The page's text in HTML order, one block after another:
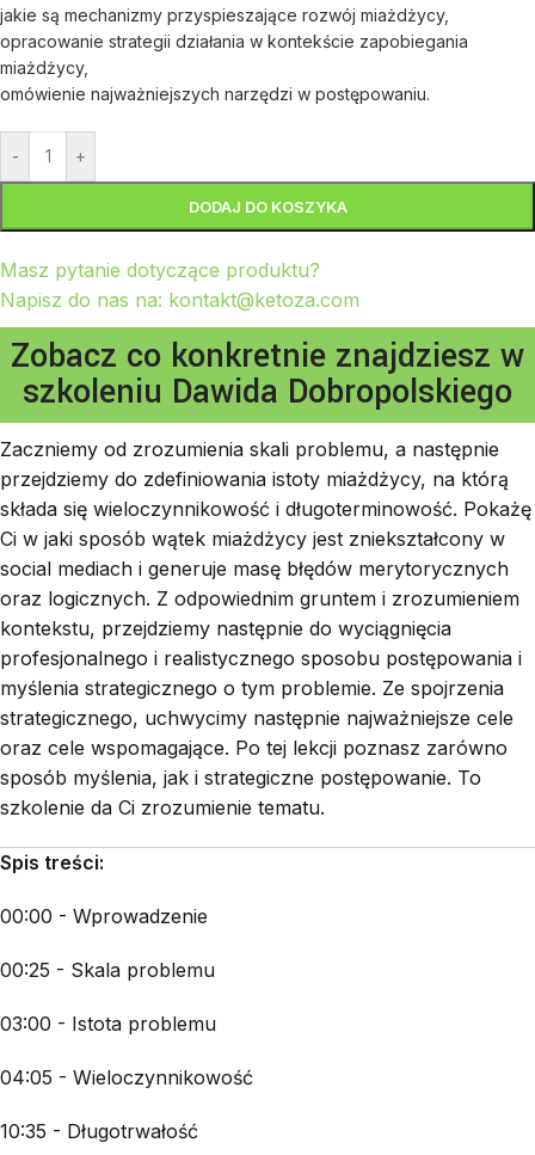
jakie są mechanizmy przyspieszające rozwój miażdżycy,
opracowanie strategii działania w kontekście zapobiegania
miażdżycy,
omówienie najważniejszych narzędzi w postępowaniu.
- +
DODAJ DO KOSZYKA
Masz pytanie dotyczące produktu?
Napisz do nas na: kontakt@ketoza.com
Zobacz co konkretnie znajdziesz w
szkoleniu Dawida Dobropolskiego
Zaczniemy od zrozumienia skali problemu, a następnie
przejdziemy do zdefiniowania istoty miażdżycy, na którą
składa się wieloczynnikowość i długoterminowość. Pokażę
Ci w jaki sposób wątek miażdżycy jest zniekształcony w
social mediach i generuje masę błędów merytorycznych
oraz logicznych. Z odpowiednim gruntem i zrozumieniem
kontekstu, przejdziemy następnie do wyciągnięcia
profesjonalnego i realistycznego sposobu postępowania i
myślenia strategicznego o tym problemie. Ze spojrzenia
strategicznego, uchwycimy następnie najważniejsze cele
oraz cele wspomagające. Po tej lekcji poznasz zarówno
sposób myślenia, jak i strategiczne postępowanie. To
szkolenie da Ci zrozumienie tematu.
Spis treści:
00:00 - Wprowadzenie
00:25 - Skala problemu
03:00 - Istota problemu
04:05 - Wieloczynnikowość
10:35 - Długotrwałość